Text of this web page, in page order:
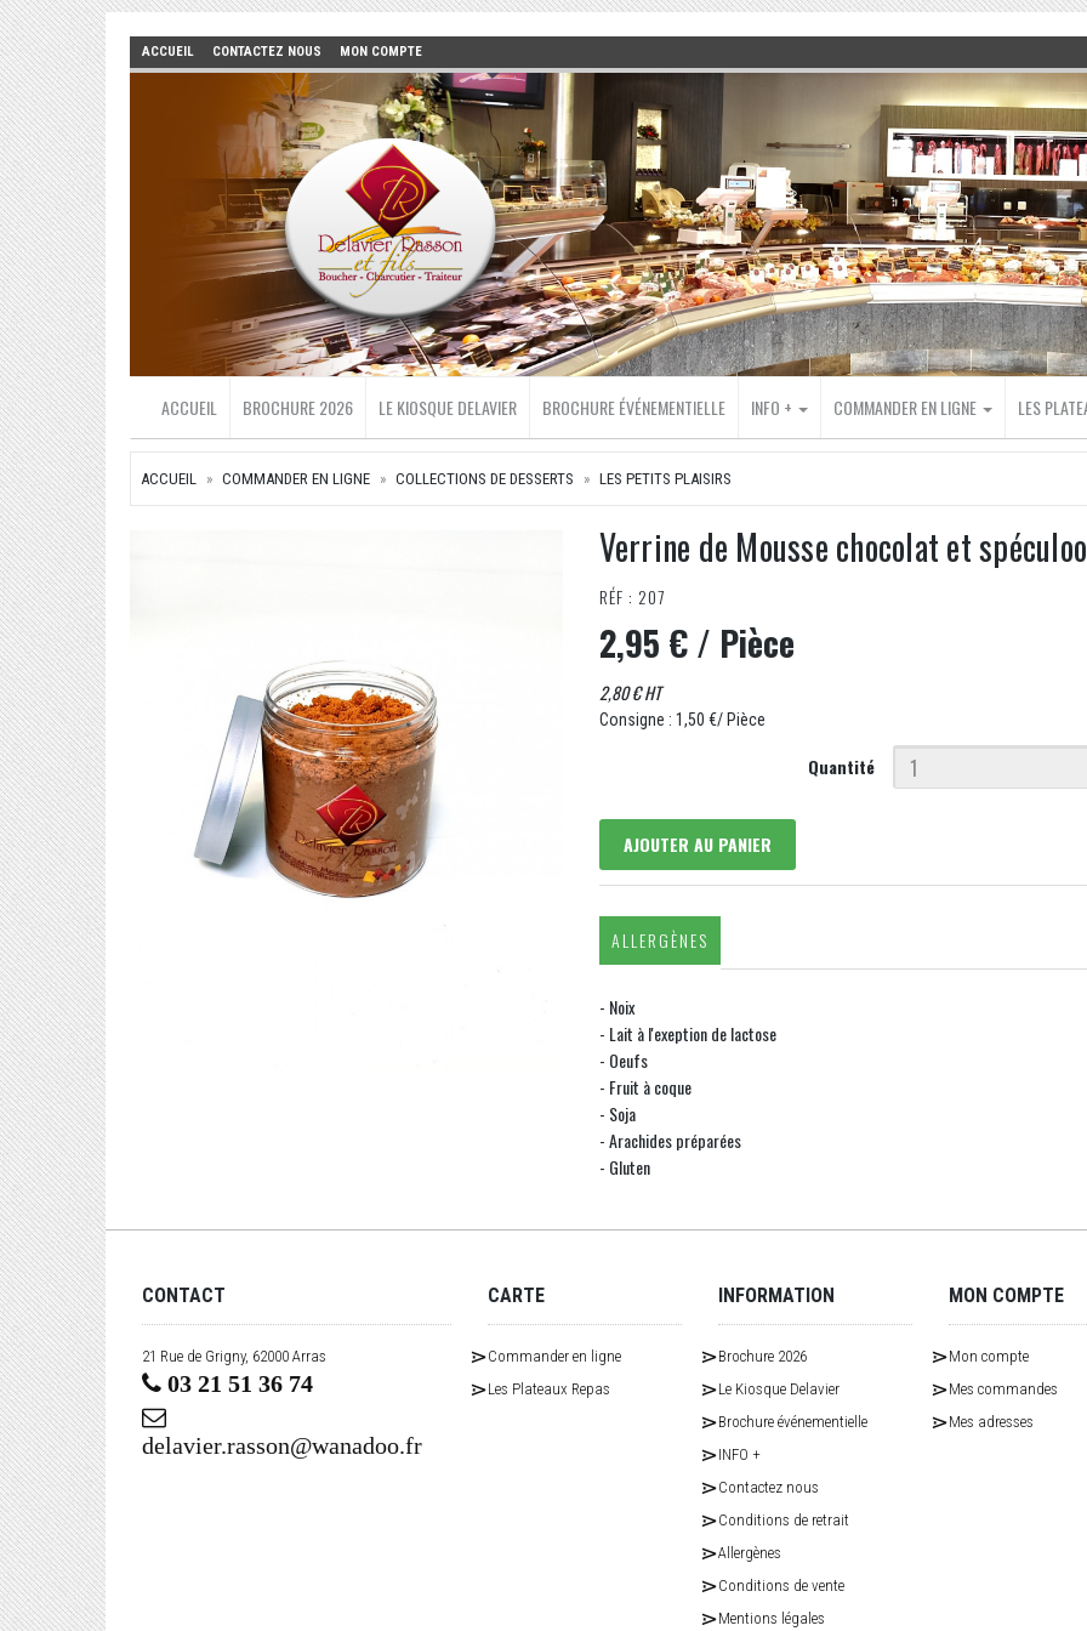
ACCUEIL CONTACTEZ NOUS MON COMPTE
ACCUEIL BROCHURE 2026 LE KIOSQUE DELAVIER BROCHURE ÉVÉNEMENTIELLE INFO + COMMANDER EN LIGNE LES
ACCUEIL COMMANDER EN LIGNE COLLECTIONS DE DESSERTS LES PETITS PLAISIRS
Verrine de Mousse chocolat et
RÉF : 207
2,95 €/ Pièce
2,80 € HT
Consigne : 1,50 €/ Pièce
Quantité
AJOUTER AU PANIER
ALLERGÈNES
- Noix
- Lait à l'exeption de lactose
- Oeufs
- Fruit à coque
- Soja
- Arachides préparées
- Gluten
CONTACT
21 Rue de Grigny, 62000 Arras
03 21 51 36 74
delavier.rasson@wanadoo.fr
CARTE
Commander en ligne
Les Plateaux Repas
INFORMATION
Brochure 2026
Le Kiosque Delavier
Brochure événementielle
INFO +
Contactez nous
Conditions de retrait
Allergènes
Conditions de vente
Mentions légales
MON COMPTE
Mon compte
Mes commandes
Mes adresses